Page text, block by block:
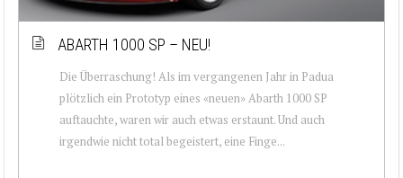
ABARTH 1000 SP – NEU!
Die Überraschung! Als im vergangenen Jahr in Padua
plötzlich ein Prototyp eines «neuen» Abarth 1000 SP
auftauchte, waren wir auch etwas erstaunt. Und auch
irgendwie nicht total begeistert, eine Finge...